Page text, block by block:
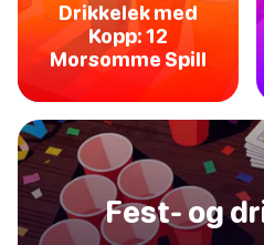
Drikkelek med
Kopp: 12
Morsomme Spill
Fest- og